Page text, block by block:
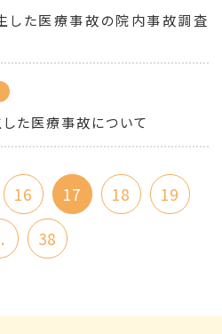
した医療事故の院内事故調査
た医療事故について
16 17 18
19
38